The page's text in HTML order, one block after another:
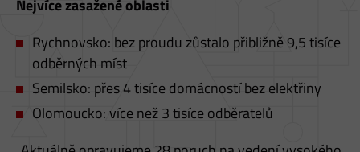
U
Nejvíce zasažené oblasti
Rychnovsko: bez proudu zůstalo přibližně 9,5 tisíce
odběrných míst
Semilsko: přes 4 tisíce domácností bez elektřiny
Olomoucko: více než 3 tisíce odběratelů